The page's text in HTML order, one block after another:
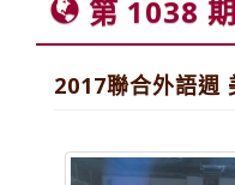
第 1038
2017聯合外語週